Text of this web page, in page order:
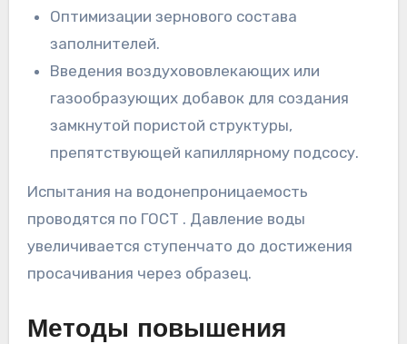
Оптимизации зернового состава
заполнителей.
Введения воздухововлекающих или
газообразующих добавок для создания
замкнутой пористой структуры,
препятствующей капиллярному подсосу.
Испытания на водонепроницаемость
проводятся по ГОСТ . Давление воды
увеличивается ступенчато до достижения
просачивания через образец.
Методы повышения